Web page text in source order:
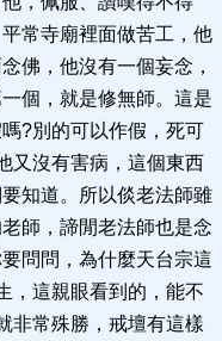
常寺廟裡面做苦工，他
佛，他沒有一個妄念，
個，就是修無師。這是
?別的可以作假，死可
又沒有害病，這個東西
知道。所以倓老法師雖
師，諦閒老法師也是念
問問，為什麼天台宗這
，這親眼看到的，能不
非常殊勝，戒壇有這樣